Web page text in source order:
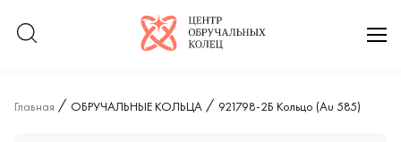
Логотип компании
Главная ОБРУЧАЛЬНЫЕ КОЛЬЦА 921798-2Б Кольцо (Au 585)